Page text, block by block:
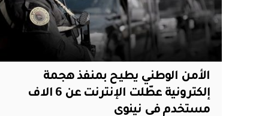
الأمن الوطني يطيح بمنفذ هجمة
إلكترونية عطّلت الإنترنت عن 6 الاف
مستخدم في نينوى